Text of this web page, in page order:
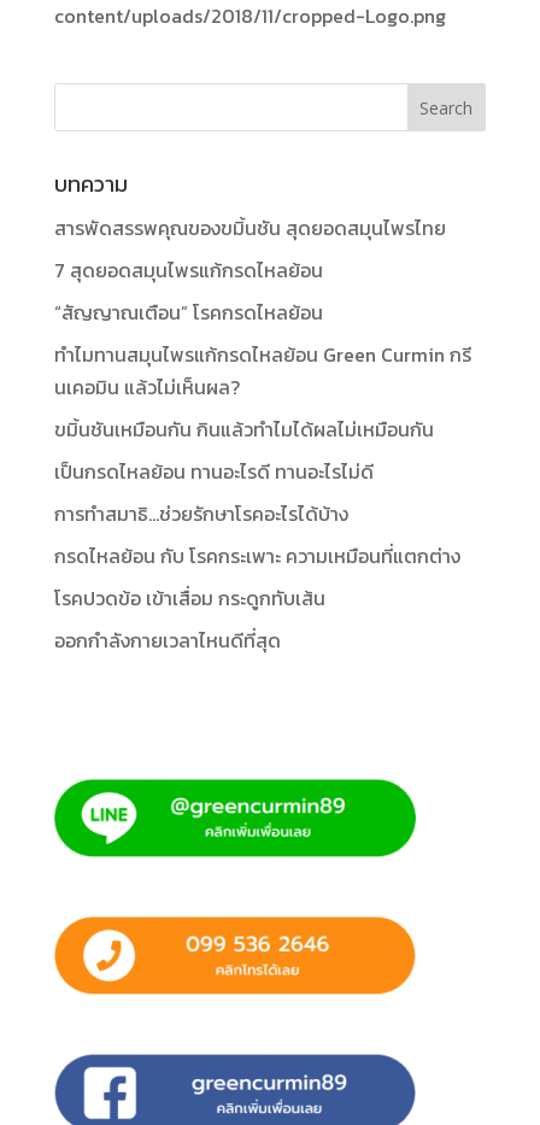
content/uploads/2018/11/cropped-Logo.png
บทความ
สารพัดสรรพคุณของขมิ้นชัน สุดยอดสมุนไพรไทย
7 สุดยอดสมุนไพรแก้กรดไหลย้อน
“สัญญาณเตือน” โรคกรดไหลย้อน
ทำไมทานสมุนไพรแก้กรดไหลย้อน Green Curmin กรี
นเคอมิน แล้วไม่เห็นผล?
ขมิ้นชันเหมือนกัน กินแล้วทำไมได้ผลไม่เหมือนกัน
เป็นกรดไหลย้อน ทานอะไรดี ทานอะไรไม่ดี
การทำสมาธิ…ช่วยรักษาโรคอะไรได้บ้าง
กรดไหลย้อน กับ โรคกระเพาะ ความเหมือนที่แตกต่าง
โรคปวดข้อ เข้าเสื่อม กระดูกทับเส้น
ออกกำลังกายเวลาไหนดีที่สุด